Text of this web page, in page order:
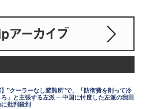
】"クーラーなし避難所"で、「防衛費を削って冷
」と主張する左派 ─ 中国に忖度した左派の我田
批判殺到